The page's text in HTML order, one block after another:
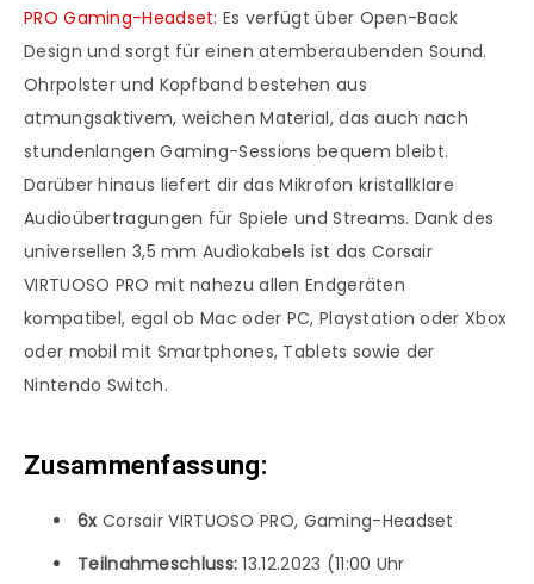
PRO Gaming-Headset: Es verfügt über Open-Back
Design und sorgt für einen atemberaubenden Sound.
Ohrpolster und Kopfband bestehen aus
atmungsaktivem, weichen Material, das auch nach
stundenlangen Gaming-Sessions bequem bleibt.
Darüber hinaus liefert dir das Mikrofon kristallklare
Audioübertragungen für Spiele und Streams. Dank des
universellen 3,5 mm Audiokabels ist das Corsair
VIRTUOSO PRO mit nahezu allen Endgeräten
kompatibel, egal ob Mac oder PC, Playstation oder Xbox
oder mobil mit Smartphones, Tablets sowie der
Nintendo Switch.
Zusammenfassung:
6x Corsair VIRTUOSO PRO, Gaming-Headset
Teilnahmeschluss:13.12.2023 (11:00 Uhr